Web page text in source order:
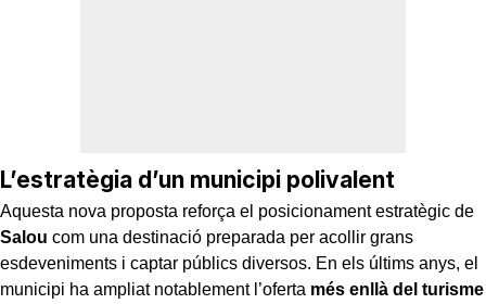
L’estratègia d’un municipi polivalent
Aquesta nova proposta reforça el posicionament estratègic de
Salou com una destinació preparada per acollir grans
esdeveniments i captar públics diversos. En els últims anys, el
municipi ha ampliat notablement l’oferta més enllà del turisme